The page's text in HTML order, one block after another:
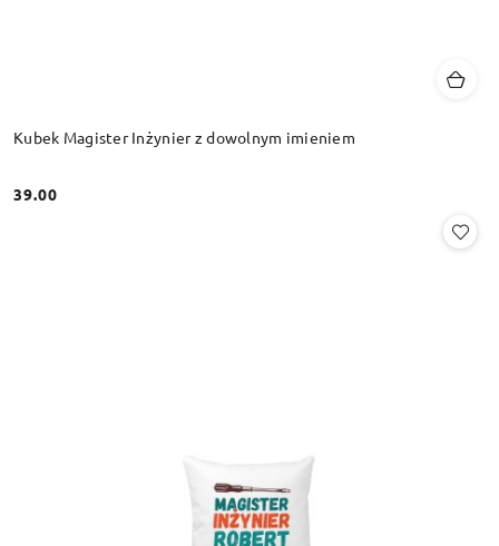
Kubek Magister Inżynier z dowolnym imieniem
Cena:
39.00